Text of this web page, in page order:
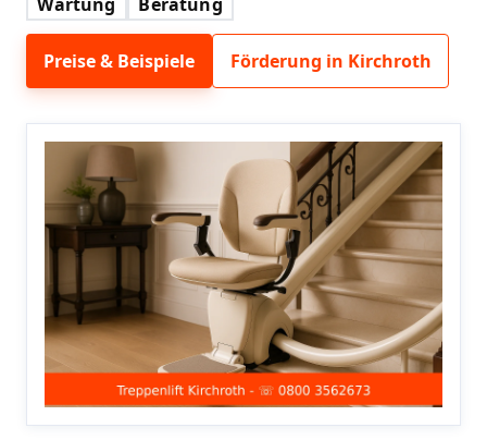
Preise & Beispiele Förderung in Kirchroth